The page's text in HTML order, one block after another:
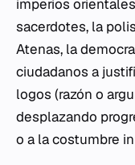
imperios
sacerdotes, la polis
Atenas, la
ciudadanos a
logos (razón o
desplazando
o a la costumbre